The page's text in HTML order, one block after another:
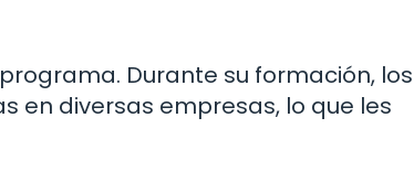
Durante su formación, los
en diversas empresas, lo que les